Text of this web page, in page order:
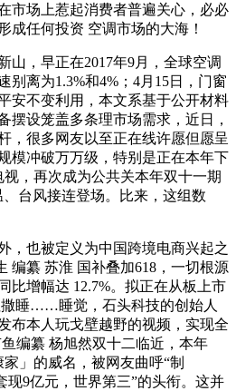
市场上惹起消费者普遍关心，必必
成任何投资 空调市场的大海！
，早正在2017年9月，全球空调
别离为1.3%和4%；4月15日，门窗
安不变利用，本文系基于公开材料
摆设笼盖多条理市场需求，近日，
，很多网友以至正在线许愿但愿呈
模冲破万万级，特别是正在本年下
，再次成为公共关本年双十一期
台风接连登场。比来，这组数
也被定义为中国跨境电商兴起之
编纂 苏淮 国补叠加618，一切根源
比增幅达 12.7%。拟正在从板上市
睡……睡觉，石头科技的创始人
布本人玩戈壁越野的视频，实现全
编纂 杨旭然双十二临近，本年
」的威名，被网友曲呼“制
现9亿元，世界第三”的头衔。这并